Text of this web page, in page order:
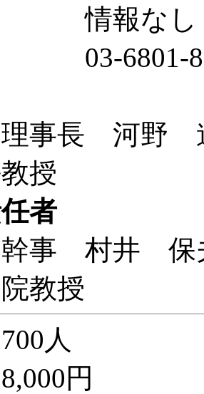
報なし
6801-
河野 道宏
授
者
井 保夫
教授
人
円